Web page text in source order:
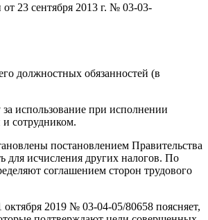
23 сентября 2013 г. № 03-03-
должностных обязанностей (в
использование при исполнении
сотрудником.
постановлением Правительства
для исчисления других налогов. По
соглашением сторон трудового
2019 № 03-04-05/80658 поясняет,